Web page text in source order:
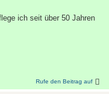
ich seit über 50 Jahren
Rufe den Beitrag auf